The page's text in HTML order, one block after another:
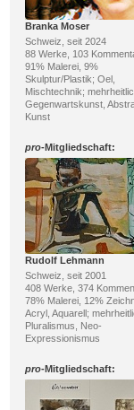
Branka Moser
Schweiz, seit 2024
88 Werke, 103
91% Malerei, 9%
Skulptur/Plastik; Oel,
Mischtechnik;
Gegenwartskunst,
Kunst
pro-Mitgliedschaft:
Rudolf Lehmann
Schweiz, seit 2001
408 Werke, 374
78% Malerei, 12%
Acryl, Aquarell;
Pluralismus, Neo-
Expressionismus
pro-Mitgliedschaft: